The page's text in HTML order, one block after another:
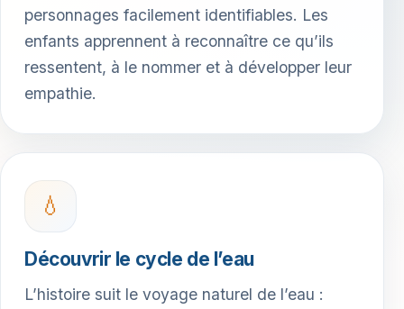
personnages facilement identifiables. Les
enfants apprennent à reconnaître ce qu’ils
ressentent, à le nommer et à développer leur
empathie.
💧
Découvrir le cycle de l’eau
L’histoire suit le voyage naturel de l’eau :